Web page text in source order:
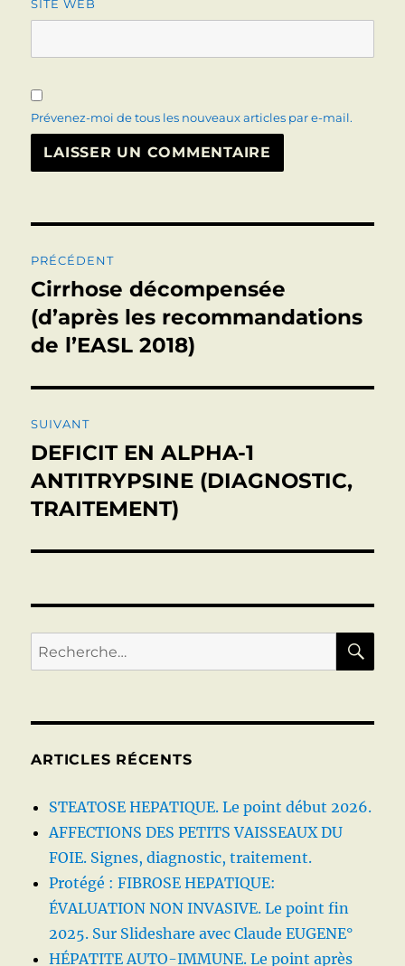
SITE WEB
Prévenez-moi de tous les nouveaux articles par e-mail.
de
l’article
PRÉCÉDENT
Publication
précédente :
Cirrhose décompensée
(d’après les recommandations
de l’EASL 2018)
SUIVANT
Publication
suivante :
DEFICIT EN ALPHA-1
ANTITRYPSINE (DIAGNOSTIC,
TRAITEMENT)
Recherche
pour :
ARTICLES RÉCENTS
STEATOSE HEPATIQUE. Le point début 2026.
AFFECTIONS DES PETITS VAISSEAUX DU
FOIE. Signes, diagnostic, traitement.
Protégé : FIBROSE HEPATIQUE:
ÉVALUATION NON INVASIVE. Le point fin
2025. Sur Slideshare avec Claude EUGENE°
HÉPATITE AUTO-IMMUNE. Le point après